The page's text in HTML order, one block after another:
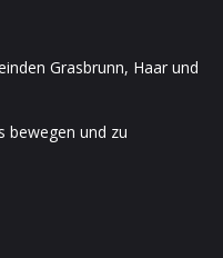
Grasbrunn, Haar und
bewegen und zu